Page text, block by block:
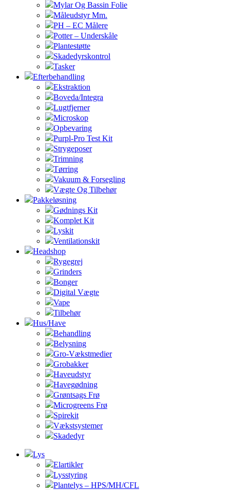
Mylar Og Bassin Folie
Måleudstyr Mm.
PH – EC Målere
Potter – Underskåle
Plantestøtte
Skadedyrskontrol
Tasker
Efterbehandling
Ekstraktion
Boveda/Integra
Lugtfjerner
Microskop
Opbevaring
Purpl-Pro Test Kit
Strygeposer
Trimning
Tørring
Vakuum & Forsegling
Vægte Og Tilbehør
Pakkeløsning
Gødnings Kit
Komplet Kit
Lyskit
Ventilationskit
Headshop
Rygegrej
Grinders
Bonger
Digital Vægte
Vape
Tilbehør
Hus/Have
Behandling
Belysning
Gro-Vækstmedier
Grobakker
Haveudstyr
Havegødning
Grøntsags Frø
Microgreens Frø
Spirekit
Vækstsystemer
Skadedyr
Lys
Elartikler
Lysstyring
Plantelys – HPS/MH/CFL